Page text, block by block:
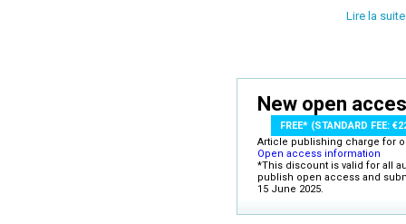
wide
impact
CONTENT
All JAHD
of
Lire la suite
New open
FREE* (STANDARD FEE:
Article publishing charge for
Open access information
*This discount is valid for all
publish open access and
15 June 2025.